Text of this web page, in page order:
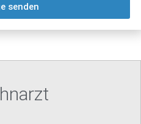
senden